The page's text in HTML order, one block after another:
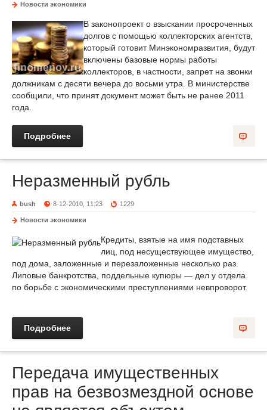
Новости экономики
В законопроект о взыскании просроченных
долгов с помощью коллекторских агентств,
который готовит Минэкономразвития, будут
включены базовые нормы работы
коллекторов, в частности, запрет на звонки
должникам с десяти вечера до восьми утра. В министерстве
сообщили, что принят документ может быть не ранее 2011
года.
Подробнее
Неразменный рубль
bush 8-12-2010, 11:23 1229
Новости экономики
Кредиты, взятые на имя подставных
лиц, под несуществующее имущество,
под дома, заложенные и перезаложенные несколько раз.
Липовые банкротства, поддельные купюры — дел у отдела
по борьбе с экономическими преступлениями невпроворот.
Подробнее
Передача имущественных
прав на безвозмездной основе